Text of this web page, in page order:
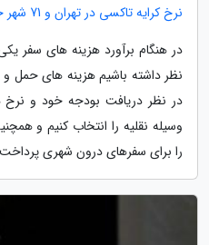
نرخ کرایه تاکسی در تهران و 71 شهر جهان
در هنگام برآورد هزینه های سفر
نظر داشته باشیم هزینه های حمل
در نظر دریافت بودجه خود و
وسیله نقلیه را انتخاب کنیم و
را برای سفرهای درون شهری